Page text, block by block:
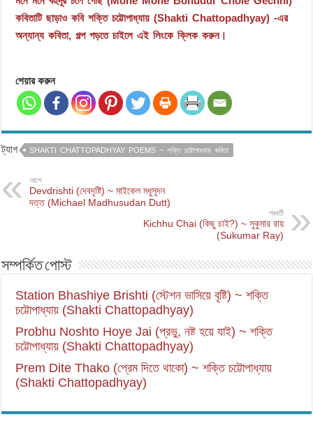
কবিতাটি ছাড়াও কবি শক্তি চট্টোপাধ্যায় (Shakti Chattopadhyay) -এর
অন্যান্য কবিতা, গল্প পড়তে চাইলে এই লিংকে ক্লিক করুন।
শেয়ার করুন
ট্যাগ SHAKTI CHATTOPADHYAY POEMS ~ শক্তি চট্টোপাধ্যায় কবিতা
আগে
Devdrishti (দেবদৃষ্টি) ~ মাইকেল মধুসূদন
দত্ত (Michael Madhusudan Dutt)
পরবর্তী
Kichhu Chai (কিছু চাই?) ~ সুকুমার রায়
(Sukumar Ray)
সম্পর্কিত পোস্ট
Station Bhashiye Brishti (স্টেশন ভাসিয়ে বৃষ্টি) ~ শক্তি
চট্টোপাধ্যায় (Shakti Chattopadhyay)
Probhu Noshto Hoye Jai (প্রভু, নষ্ট হয়ে যাই) ~ শক্তি
চট্টোপাধ্যায় (Shakti Chattopadhyay)
Prem Dite Thako (প্রেম দিতে থাকো) ~ শক্তি চট্টোপাধ্যায়
(Shakti Chattopadhyay)